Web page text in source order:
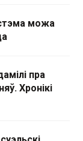
можа
пра
Хронікі